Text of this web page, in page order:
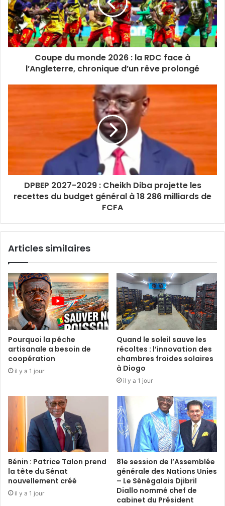
e
o
k
r
i
n
e
r
a
m
Coupe du monde 2026 : la RDC face à
l’Angleterre, chronique d’un rêve prolongé
DPBEP 2027-2029 : Cheikh Diba projette les
recettes du budget général à 18 286 milliards de
FCFA
Articles similaires
Pourquoi la pêche
artisanale a besoin de
coopération
il y a 1 jour
Quand le soleil sauve les
récoltes : l’innovation des
chambres froides solaires
à Diogo
il y a 1 jour
Bénin : Patrice Talon prend
la tête du Sénat
nouvellement créé
il y a 1 jour
81e session de l’Assemblée
générale des Nations Unies
– Le Sénégalais Djibril
Diallo nommé chef de
cabinet du Président